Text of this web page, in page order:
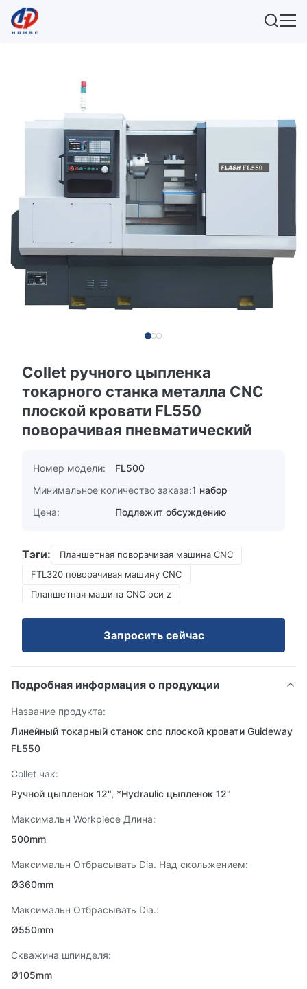
Collet ручного цыпленка
токарного станка металла CNC
плоской кровати FL550
поворачивая пневматический
Номер модели:
FL500
Минимальное количество заказа:1 набор
Цена:
Подлежит обсуждению
Тэги:
Планшетная поворачивая машина CNC
FTL320 поворачивая машину CNC
Планшетная машина CNC оси z
Запросить сейчас
Подробная информация о продукции
Название продукта:
Линейный токарный станок cnc плоской кровати Guideway
FL550
Collet чак:
Ручной цыпленок 12", *Hydraulic цыпленок 12"
Максимальн Workpiece Длина:
500mm
Максимальн Отбрасывать Dia. Над скольжением:
Ø360mm
Максимальн Отбрасывать Dia.:
Ø550mm
Скважина шпинделя:
Ø105mm